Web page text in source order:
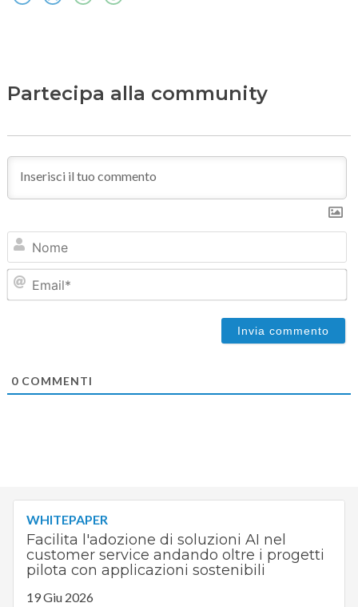
Partecipa alla community
0COMMENTI
WHITEPAPER
Facilita l'adozione di soluzioni AI nel
customer service andando oltre i progetti
pilota con applicazioni sostenibili
19 Giu 2026